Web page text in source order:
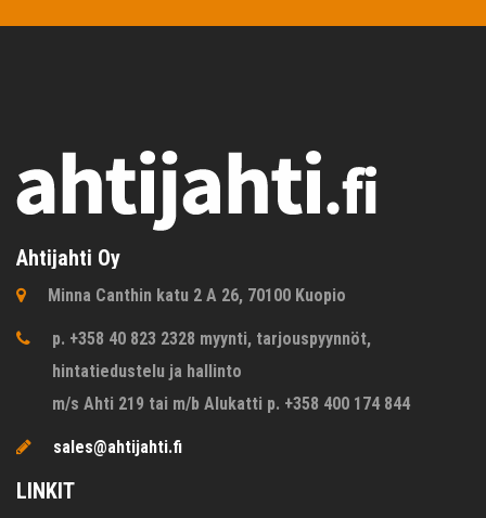
Ahtijahti Oy
Minna Canthin katu 2 A 26, 70100 Kuopio
p. +358 40 823 2328 myynti, tarjouspyynnöt,
hintatiedustelu ja hallinto
m/s Ahti 219 tai m/b Alukatti p. +358 400 174 844
sales@ahtijahti.fi
LINKIT